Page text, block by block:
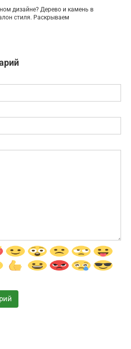
дизайне? Дерево и камень в
стиля. Раскрываем